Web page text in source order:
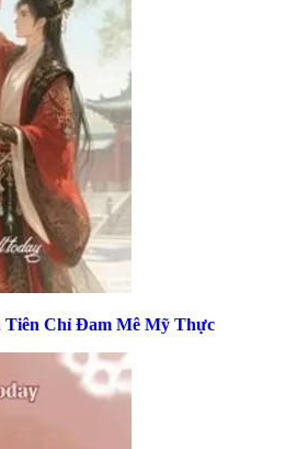
Tiên Chỉ Đam Mê Mỹ Thực